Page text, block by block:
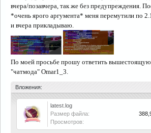
вчера/позавчера, так же без предупреждения.
*очень ярого аргумента* меня перемутили по
и вчера прикладываю.
По моей просьбе прошу ответить
"чатмода" Omar1_3.
Вложения:
latest.log
Размер файла:
Просмотров: